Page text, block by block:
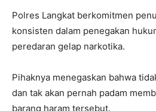
Polres Langkat berkomitmen
konsisten dalam penegakan
peredaran gelap narkotika.
Pihaknya menegaskan bahwa
dan tak akan pernah padam
barang haram tersebut.